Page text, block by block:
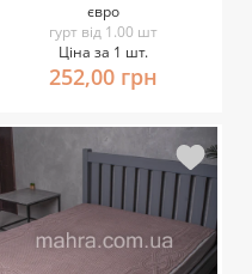
євро
гурт від 1.00 шт
Ціна за 1 шт.
252,00 грн